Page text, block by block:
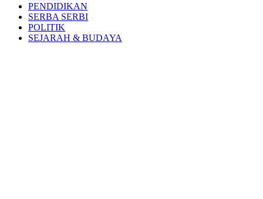
PENDIDIKAN
SERBA SERBI
POLITIK
SEJARAH & BUDAYA